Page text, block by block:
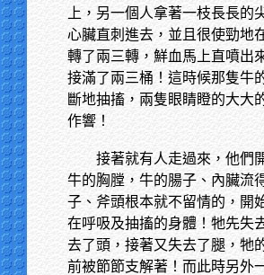
上，另一個人拿著一枝長長的
心臟直刺進去，並且很使勁地
轉了兩三轉，鮮血馬上直噴出
接滿了兩三桶！這時候那隻牛
斷地抽搐，兩隻眼睛瞪的大大
作響！
接著就有人走過來，他們
牛的胸膛，牛的腸子、內臟流
子、斧頭根本就不留情的，開
在呼吸及抽搐的身體！牠先失
去了頭，接著又失去了腿，牠
前被節節支解著！而此時另外